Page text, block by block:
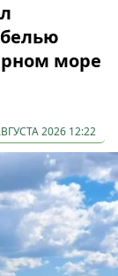
море
2026 12:22